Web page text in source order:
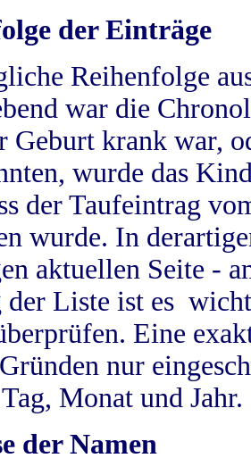
der Einträge
Reihenfolge
war die
Geburt krank war,
wurde das
der Taufeintrag
wurde. In
aktuellen Seite -
der Liste ist es
Eine
nur
Monat und Jahr.
der Namen